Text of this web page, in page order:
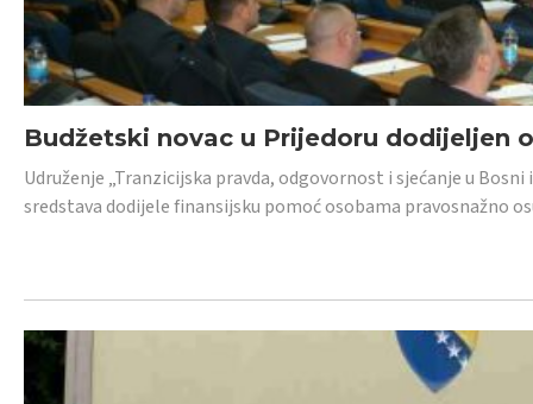
Budžetski novac u Prijedoru dodijeljen
Udruženje „Tranzicijska pravda, odgovornost i sjećanje u
sredstava dodijele finansijsku pomoć osobama pravosnažno